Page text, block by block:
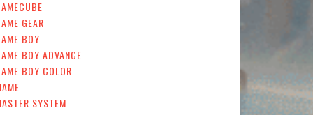
GEAR
BOY
BOY ADVANCE
BOY COLOR
SYSTEM